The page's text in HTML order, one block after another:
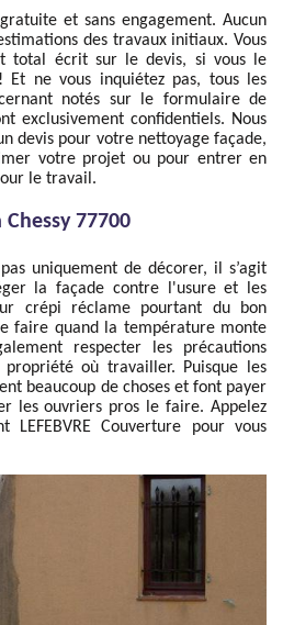
et sans engagement. Aucun
des travaux initiaux. Vous
total écrit sur le devis, si vous le
Et ne vous inquiétez pas, tous les
notés sur le formulaire de
exclusivement confidentiels. Nous
devis pour votre nettoyage façade,
votre projet ou pour entrer en
le travail.
77700
uniquement de décorer, il s’agit
la façade contre l'usure et les
crépi réclame pourtant du bon
faire quand la température monte
respecter les précautions
où travailler. Puisque les
beaucoup de choses et font payer
les ouvriers pros le faire. Appelez
LEFEBVRE Couverture pour vous